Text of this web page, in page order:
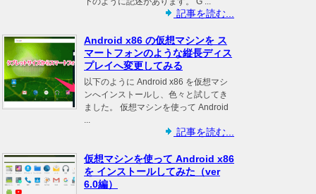
記事を読む...
Android x86 の仮想マシンを ス
マートフォンのような縦長ディス
プレイへ変更してみる
以下のように Android x86 を仮想マシ
ンへインストールし、色々と試してき
ました。 仮想マシンを使って Android
記事を読む...
仮想マシンを使って Android x86
を インストールしてみた（ver
6.0編）